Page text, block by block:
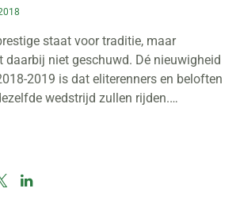
staat voor traditie, maar
daarbij niet geschuwd. Dé nieuwigheid
2019 is dat eliterenners en beloften
wedstrijd zullen rijden.…